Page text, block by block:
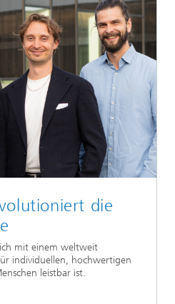
die
mit einem weltweit
individuellen, hochwertigen
leistbar ist.